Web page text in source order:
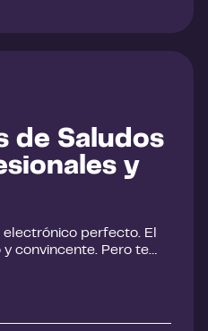
de Saludos
y
perfecto. El
convincente. Pero te…